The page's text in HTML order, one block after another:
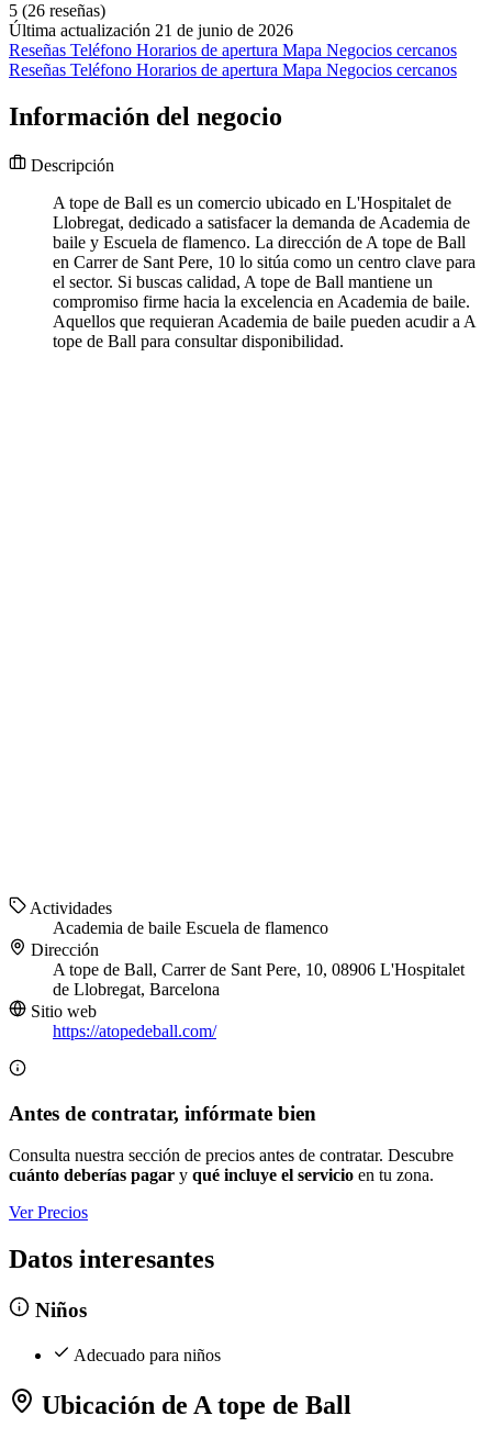
5 (26 reseñas)
Última actualización 21 de junio de 2026
Reseñas Teléfono Horarios de apertura Mapa Negocios cercanos
Reseñas Teléfono Horarios de apertura Mapa Negocios cercanos
Información del negocio
Descripción
A tope de Ball es un comercio ubicado en L'Hospitalet de
Llobregat, dedicado a satisfacer la demanda de Academia de
baile y Escuela de flamenco. La dirección de A tope de Ball
en Carrer de Sant Pere, 10 lo sitúa como un centro clave para
el sector. Si buscas calidad, A tope de Ball mantiene un
compromiso firme hacia la excelencia en Academia de baile.
Aquellos que requieran Academia de baile pueden acudir a A
tope de Ball para consultar disponibilidad.
Actividades
Academia de baile Escuela de flamenco
Dirección
A tope de Ball, Carrer de Sant Pere, 10, 08906 L'Hospitalet
de Llobregat, Barcelona
Sitio web
https://atopedeball.com/
Antes de contratar, infórmate bien
Consulta nuestra sección de precios antes de contratar. Descubre
cuánto deberías pagar y qué incluye el servicio en tu zona.
Ver Precios
Datos interesantes
Niños
Adecuado para niños
Ubicación de A tope de Ball